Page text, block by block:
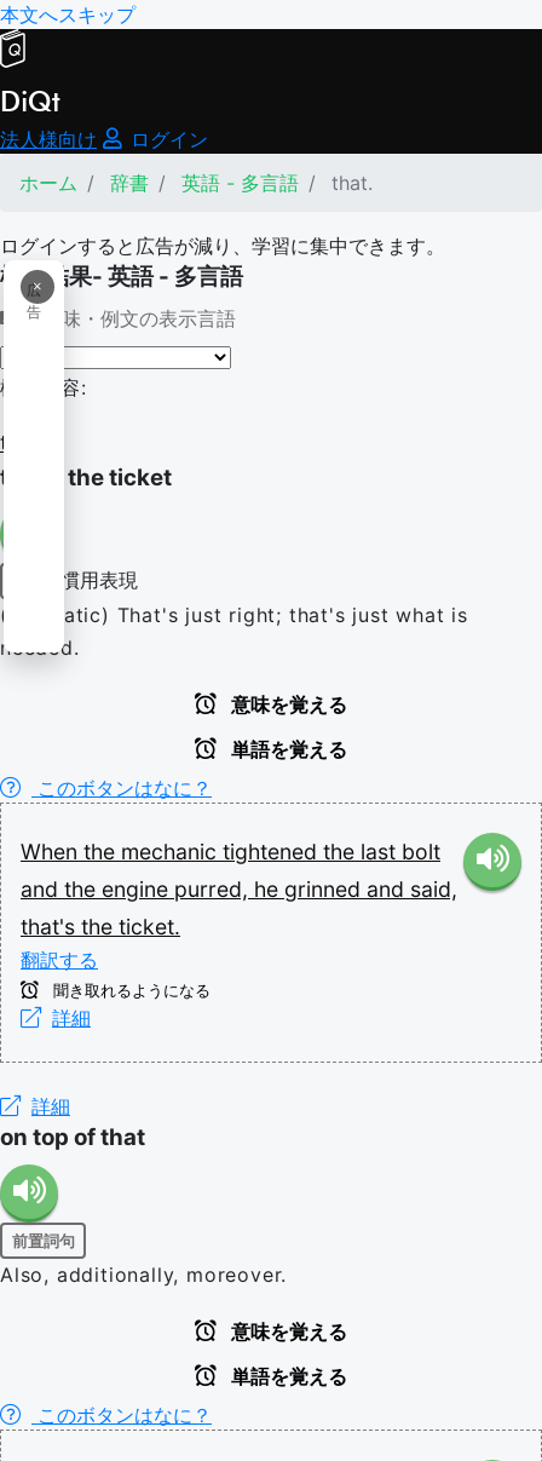
本文へスキップ
DiQt
法人様向け
ログイン
ホーム
辞書 英語 - 多言語 that.
ログインすると広告が減り、学習に集中できます。
×
広
告
検索結果- 英語 - 多言語
意味・例文の表示言語
検索内容:
that.
that's the ticket
慣用表現
(idiomatic) That's just right; that's just what is
needed.
意味を覚える
単語を覚える
このボタンはなに？
When the mechanic tightened the last bolt
and the engine purred, he grinned and said,
that's the ticket.
翻訳する
聞き取れるようになる
詳細
詳細
on top of that
前置詞句
Also, additionally, moreover.
意味を覚える
単語を覚える
このボタンはなに？